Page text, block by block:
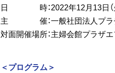
日 時：2022年12月13日（火
主 催：一般社団法人プラチ
対面開催場所：主婦会館プラザエ
＜プログラム＞